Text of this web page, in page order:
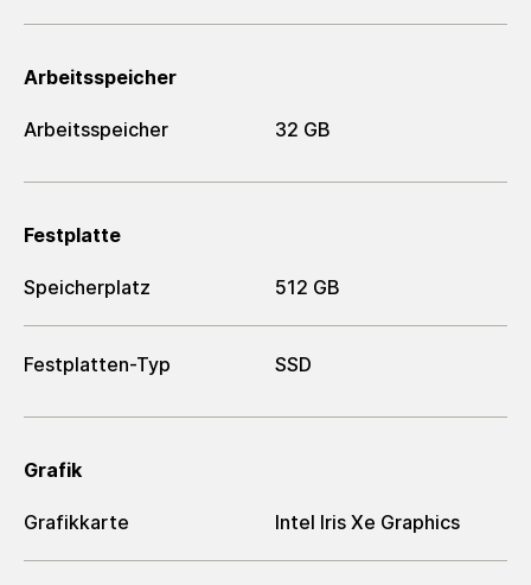
Arbeitsspeicher
Arbeitsspeicher 32 GB
Festplatte
Speicherplatz 512 GB
Festplatten-Typ SSD
Grafik
Grafikkarte Intel Iris Xe Graphics